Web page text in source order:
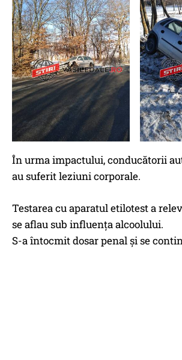
În urma impactului, conducătorii
au suferit leziuni corporale.
Testarea cu aparatul etilotest a
se aflau sub influența alcoolului.
S-a întocmit dosar penal și se